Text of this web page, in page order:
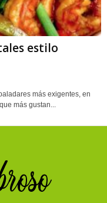
estilo
más exigentes, en
más gustan...